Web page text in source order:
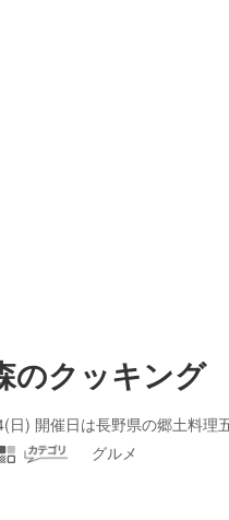
クッキング
グルメ